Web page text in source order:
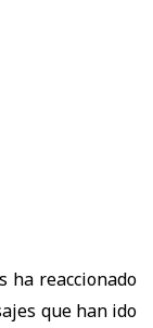
ha reaccionado
que han ido